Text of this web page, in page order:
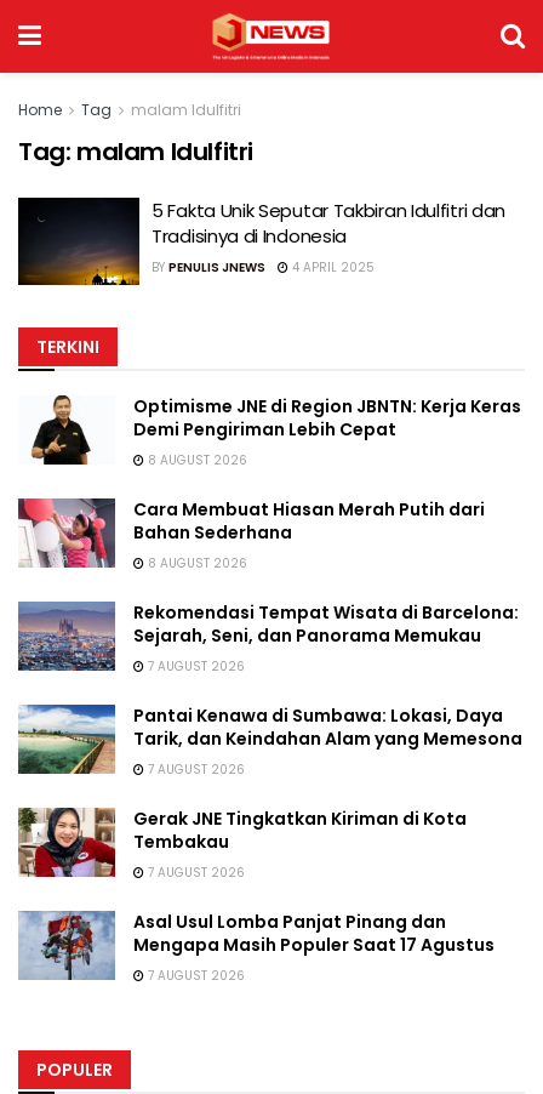
Home Tag malam Idulfitri
Tag: malam Idulfitri
5 Fakta Unik Seputar Takbiran Idulfitri dan
Tradisinya di Indonesia
BY PENULIS JNEWS 4 APRIL 2025
TERKINI
Optimisme JNE di Region JBNTN: Kerja Keras
Demi Pengiriman Lebih Cepat
8 AUGUST 2026
Cara Membuat Hiasan Merah Putih dari
Bahan Sederhana
8 AUGUST 2026
Rekomendasi Tempat Wisata di Barcelona:
Sejarah, Seni, dan Panorama Memukau
7 AUGUST 2026
Pantai Kenawa di Sumbawa: Lokasi, Daya
Tarik, dan Keindahan Alam yang Memesona
7 AUGUST 2026
Gerak JNE Tingkatkan Kiriman di Kota
Tembakau
7 AUGUST 2026
Asal Usul Lomba Panjat Pinang dan
Mengapa Masih Populer Saat 17 Agustus
7 AUGUST 2026
POPULER